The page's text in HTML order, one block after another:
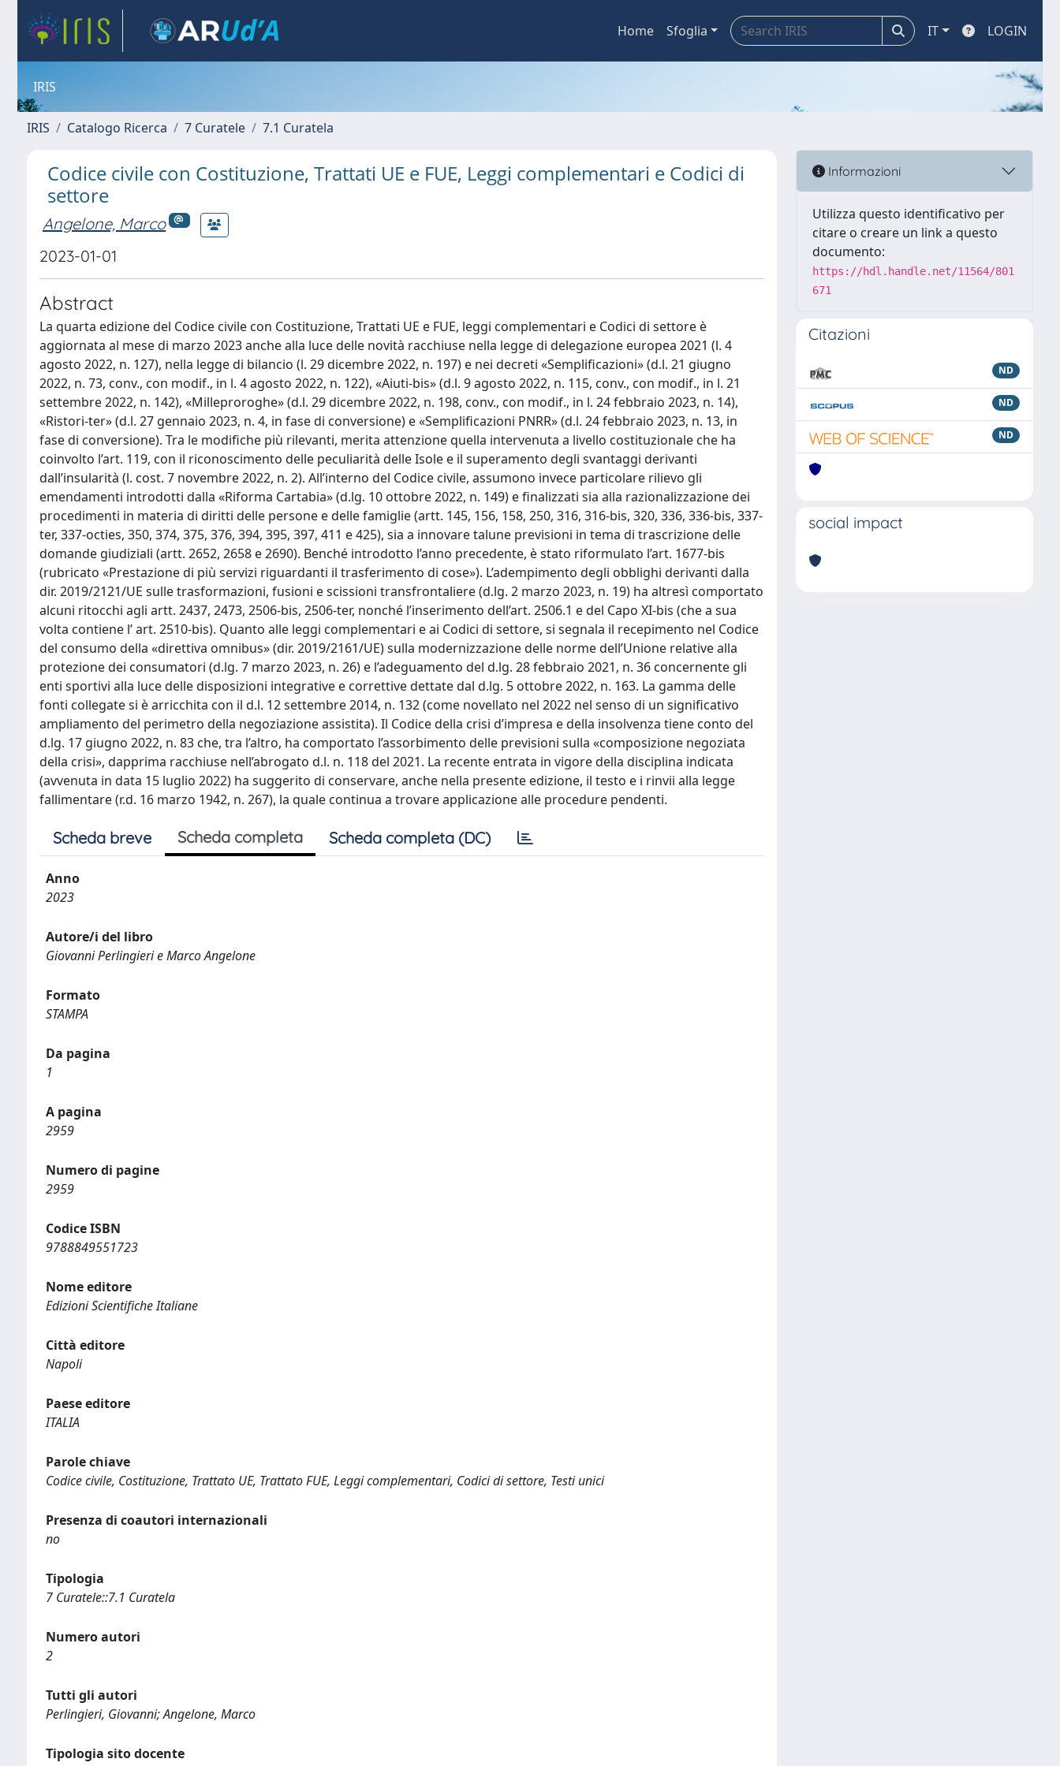
Home Sfoglia IT LOGIN
IRIS
IRIS Catalogo Ricerca 7 Curatele 7.1 Curatela
Codice civile con Costituzione, Trattati UE e FUE, Leggi complementari e Codici di
settore
Angelone, Marco
2023-01-01
Abstract
La quarta edizione del Codice civile con Costituzione, Trattati UE e FUE, leggi complementari e Codici di settore è
aggiornata al mese di marzo 2023 anche alla luce delle novità racchiuse nella legge di delegazione europea 2021 (l. 4
agosto 2022, n. 127), nella legge di bilancio (l. 29 dicembre 2022, n. 197) e nei decreti «Semplificazioni» (d.l. 21 giugno
2022, n. 73, conv., con modif., in l. 4 agosto 2022, n. 122), «Aiuti-bis» (d.l. 9 agosto 2022, n. 115, conv., con modif., in l. 21
settembre 2022, n. 142), «Milleproroghe» (d.l. 29 dicembre 2022, n. 198, conv., con modif., in l. 24 febbraio 2023, n. 14),
«Ristori-ter» (d.l. 27 gennaio 2023, n. 4, in fase di conversione) e «Semplificazioni PNRR» (d.l. 24 febbraio 2023, n. 13, in
fase di conversione). Tra le modifiche più rilevanti, merita attenzione quella intervenuta a livello costituzionale che ha
coinvolto l’art. 119, con il riconoscimento delle peculiarità delle Isole e il superamento degli svantaggi derivanti
dall’insularità (l. cost. 7 novembre 2022, n. 2). All’interno del Codice civile, assumono invece particolare rilievo gli
emendamenti introdotti dalla «Riforma Cartabia» (d.lg. 10 ottobre 2022, n. 149) e finalizzati sia alla razionalizzazione dei
procedimenti in materia di diritti delle persone e delle famiglie (artt. 145, 156, 158, 250, 316, 316-bis, 320, 336, 336-bis, 337-
ter, 337-octies, 350, 374, 375, 376, 394, 395, 397, 411 e 425), sia a innovare talune previsioni in tema di trascrizione delle
domande giudiziali (artt. 2652, 2658 e 2690). Benché introdotto l’anno precedente, è stato riformulato l’art. 1677-bis
(rubricato «Prestazione di più servizi riguardanti il trasferimento di cose»). L’adempimento degli obblighi derivanti dalla
dir. 2019/2121/UE sulle trasformazioni, fusioni e scissioni transfrontaliere (d.lg. 2 marzo 2023, n. 19) ha altresì comportato
alcuni ritocchi agli artt. 2437, 2473, 2506-bis, 2506-ter, nonché l’inserimento dell’art. 2506.1 e del Capo XI-bis (che a sua
volta contiene l’ art. 2510-bis). Quanto alle leggi complementari e ai Codici di settore, si segnala il recepimento nel Codice
del consumo della «direttiva omnibus» (dir. 2019/2161/UE) sulla modernizzazione delle norme dell’Unione relative alla
protezione dei consumatori (d.lg. 7 marzo 2023, n. 26) e l’adeguamento del d.lg. 28 febbraio 2021, n. 36 concernente gli
enti sportivi alla luce delle disposizioni integrative e correttive dettate dal d.lg. 5 ottobre 2022, n. 163. La gamma delle
fonti collegate si è arricchita con il d.l. 12 settembre 2014, n. 132 (come novellato nel 2022 nel senso di un significativo
ampliamento del perimetro della negoziazione assistita). Il Codice della crisi d’impresa e della insolvenza tiene conto del
d.lg. 17 giugno 2022, n. 83 che, tra l’altro, ha comportato l’assorbimento delle previsioni sulla «composizione negoziata
della crisi», dapprima racchiuse nell’abrogato d.l. n. 118 del 2021. La recente entrata in vigore della disciplina indicata
(avvenuta in data 15 luglio 2022) ha suggerito di conservare, anche nella presente edizione, il testo e i rinvii alla legge
fallimentare (r.d. 16 marzo 1942, n. 267), la quale continua a trovare applicazione alle procedure pendenti.
Scheda breve Scheda completa Scheda completa (DC)
Anno
2023
Autore/i del libro
Giovanni Perlingieri e Marco Angelone
Formato
STAMPA
Da pagina
1
A pagina
2959
Numero di pagine
2959
Codice ISBN
9788849551723
Nome editore
Edizioni Scientifiche Italiane
Città editore
Napoli
Paese editore
ITALIA
Parole chiave
Codice civile, Costituzione, Trattato UE, Trattato FUE, Leggi complementari, Codici di settore, Testi unici
Presenza di coautori internazionali
no
Tipologia
7 Curatele::7.1 Curatela
Numero autori
2
Tutti gli autori
Perlingieri, Giovanni; Angelone, Marco
Tipologia sito docente
Informazioni
Utilizza questo identificativo per
citare o creare un link a questo
documento:
https://hdl.handle.net/11564/801
671
Citazioni
ND
ND
ND
social impact